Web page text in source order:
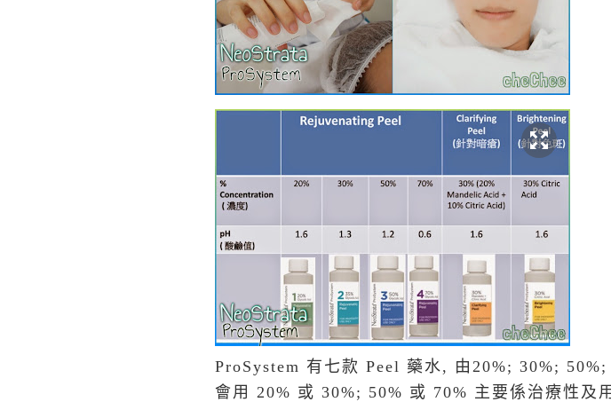
ProSystem 有七款 Peel 藥水, 由20%; 30%;
會用 20% 或 30%; 50% 或 70% 主要係治療性及